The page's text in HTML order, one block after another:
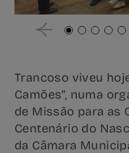
Trancoso viveu
Camões”, numa
de Missão para as
Centenário do
da Câmara